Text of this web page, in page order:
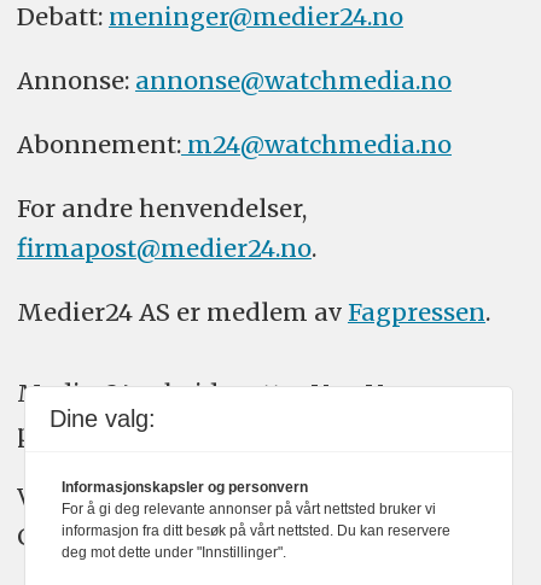
Debatt: meninger@medier24.no
Annonse: annonse@watchmedia.no
Abonnement:m24@watchmedia.no
For andre henvendelser,
firmapost@medier24.no.
Medier24 AS er medlem av Fagpressen.
Medier24 arbeider etter Vær Varsom-
plakatens regler for god presseskikk.
Vi bruker KI-verktøy som ChatGPT,
Claude, og Gemini i journalistikken vår.
Dine valg:
Informasjonskapsler og personvern
For å gi deg relevante annonser på vårt nettsted bruker vi
informasjon fra ditt besøk på vårt nettsted. Du kan reservere
deg mot dette under "Innstillinger".